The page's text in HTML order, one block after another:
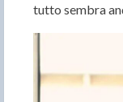
tutto sembra